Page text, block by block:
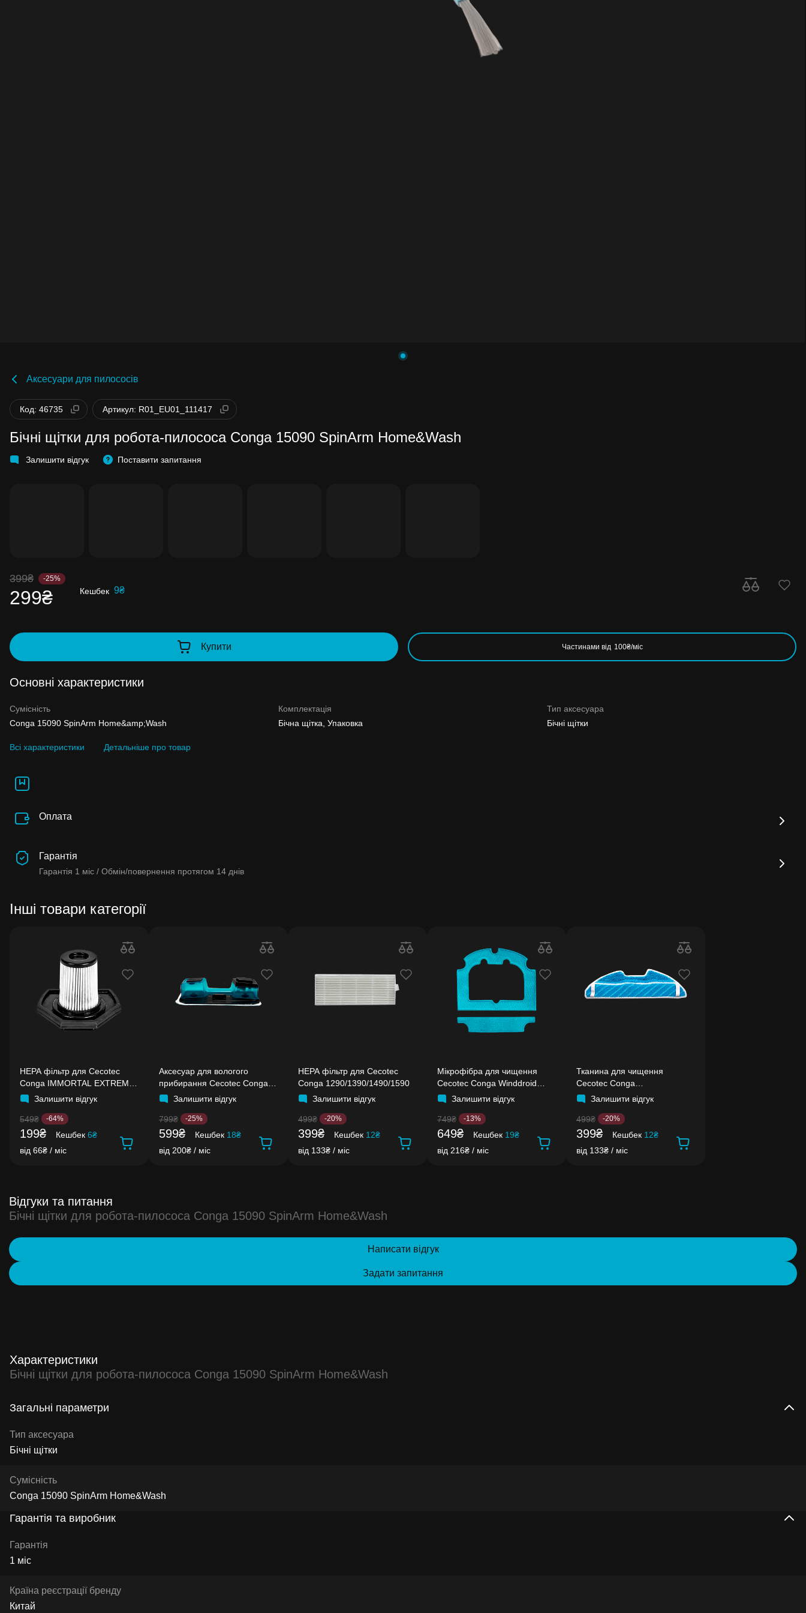
Аксесуари для пилососів
Код: 46735 Артикул: R01_EU01_111417
Бічні щітки для робота-пилососа Conga 15090 SpinArm Home&Wash
Залишити відгук Поставити запитання
399₴ -25%
299₴ Кешбек 9₴
Купити Частинами від 100₴/міс
Основні характеристики
Сумісність
Conga 15090 SpinArm Home&amp;Wash
Комплектація
Бічна щітка, Упаковка
Тип аксесуара
Бічні щітки
Всі характеристики Детальніше про товар
Оплата
Гарантія
Гарантія 1 міс / Обмін/повернення протягом 14 днів
Інші товари категорії
HEPA фільтр для Cecotec
Conga IMMORTAL EXTREME
40'7V H2O
Залишити відгук
549₴ -64%
199₴ Кешбек 6₴
від 66₴ / міс
Аксесуар для вологого
прибирання Cecotec Conga
Rockstar
Залишити відгук
799₴ -25%
599₴ Кешбек 18₴
від 200₴ / міс
HEPA фільтр для Cecotec
Conga 1290/1390/1490/1590
Залишити відгук
499₴ -20%
399₴ Кешбек 12₴
від 133₴ / міс
Мікрофібра для чищення
Cecotec Conga Winddroid
970/980Залишити відгук
749₴ -13%
649₴ Кешбек 19₴
від 216₴ / міс
Тканина для чищення
Cecotec Conga
1290/1390/1490/1590
Залишити відгук
499₴ -20%
399₴ Кешбек 12₴
від 133₴ / міс
Відгуки та питання
Бічні щітки для робота-пилососа Conga 15090 SpinArm Home&Wash
Написати відгук
Задати запитання
Характеристики
Бічні щітки для робота-пилососа Conga 15090 SpinArm Home&Wash
Загальні параметри
Тип аксесуара
Бічні щітки
Сумісність
Conga 15090 SpinArm Home&Wash
Гарантія та виробник
Гарантія
1 міс
Країна реєстрації бренду
Китай